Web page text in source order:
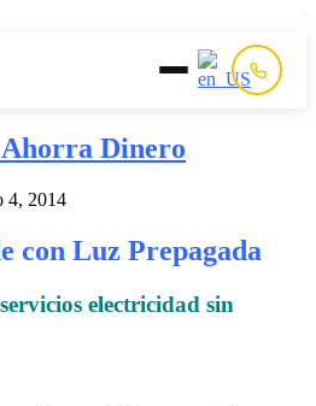
Inicio
Prepago
Postpago
Dinero
4, 2014
con Luz Prepagada
electricidad sin